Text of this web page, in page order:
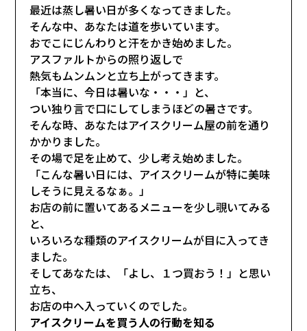
最近は蒸し暑い日が多くなってきました。
そんな中、あなたは道を歩いています。
おでこにじんわりと汗をかき始めました。
アスファルトからの照り返しで
熱気もムンムンと立ち上がってきます。
「本当に、今日は暑いな・・・」と、
つい独り言で口にしてしまうほどの暑さです。
そんな時、あなたはアイスクリーム屋の前を通り
かかりました。
その場で足を止めて、少し考え始めました。
「こんな暑い日には、アイスクリームが特に美味
しそうに見えるなぁ。」
お店の前に置いてあるメニューを少し覗いてみる
と、
いろいろな種類のアイスクリームが目に入ってき
ました。
そしてあなたは、「よし、１つ買おう！」と思い
立ち、
お店の中へ入っていくのでした。
アイスクリームを買う人の行動を知る